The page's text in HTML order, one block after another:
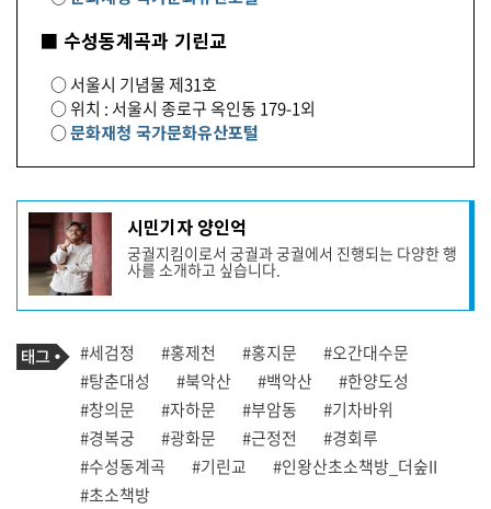
■ 수성동계곡과 기린교
○ 서울시 기념물 제31호
○ 위치 : 서울시 종로구 옥인동 179-1외
○문화재청 국가문화유산포털
기
사
작
성
자
프
필
시민기자 양인억
궁궐지킴이로서 궁궐과 궁궐에서 진행되는 다양한 행
사를 소개하고 싶습니다.
기
사
관
련
태
그
태
그
#세검정 #홍제천 #홍지문
#오간대수문
#탕춘대성
#북악산 #백악산
#한양도성
#창의문
#자하문 #부암동
#기차바위
#경복궁
#광화문 #근정전
#경회루
#수성동계곡
#기린교
#인왕산초소책방_더숲II
#초소책방